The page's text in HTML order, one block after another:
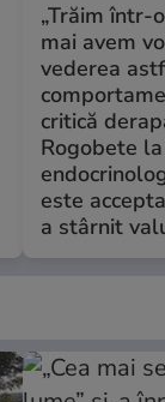
„Trăim într-
mai avem
vederea
critică
Rogobete
este
a stârnit